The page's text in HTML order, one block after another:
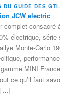
DU GUIDE DES
JCW electric
complet consacré
électrique, série
Monte-Carlo
MINI
ce qu’il faut
[…]